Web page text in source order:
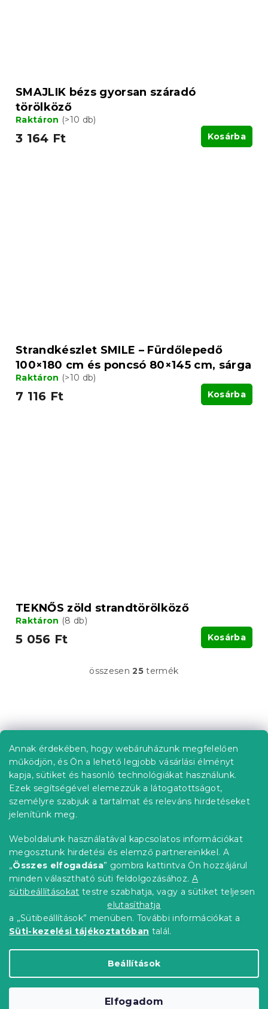
Annak érdekében, hogy webáruházunk megfelelően
működjön, és Ön a lehető legjobb vásárlási élményt
kapja, sütiket és hasonló technológiákat használunk.
Ezek segítségével elemezzük a látogatottságot,
személyre szabjuk a tartalmat és releváns hirdetéseket
jelenítünk meg.
Weboldalunk használatával kapcsolatos információkat
megosztunk hirdetési és elemző partnereinkkel. A
„Összes elfogadása” gombra kattintva Ön hozzájárul
minden választható süti feldolgozásához. A
sütibeállításokat testre szabhatja, vagy a sütiket teljesen
elutasíthatja
a „Sütibeállítások” menüben. További információkat a
Süti-kezelési tájékoztatóban talál.
Beállítások
Elfogadom
SMAJLIK bézs gyorsan száradó
törölköző
Raktáron (>10 db)
3 164 Ft Kosárba
Strandkészlet SMILE – Fürdőlepedő
100×180 cm és poncsó 80×145 cm, sárga
Raktáron (>10 db)
7 116 Ft Kosárba
TEKNŐS zöld strandtörölköző
Raktáron (8 db)
5 056 Ft Kosárba
L
a
i
r
á
n
y
í
t
e
l
e
m
e
i
összesen25 termék
á
Információ az Ön számára
Rendelés követése
Szállítási lehetőségek
Fizetési lehetőségek
Reklamáció és áruvisszaküldés
Elérhetőség
Általános szerződési feltételek
Adatvédelmi nyilatkozat
Blog
Partnereinknek
Shoptet Premium készítette
Copyright 2026Elerheto otthon. Minden jog
Süti beállítások szerkesztése